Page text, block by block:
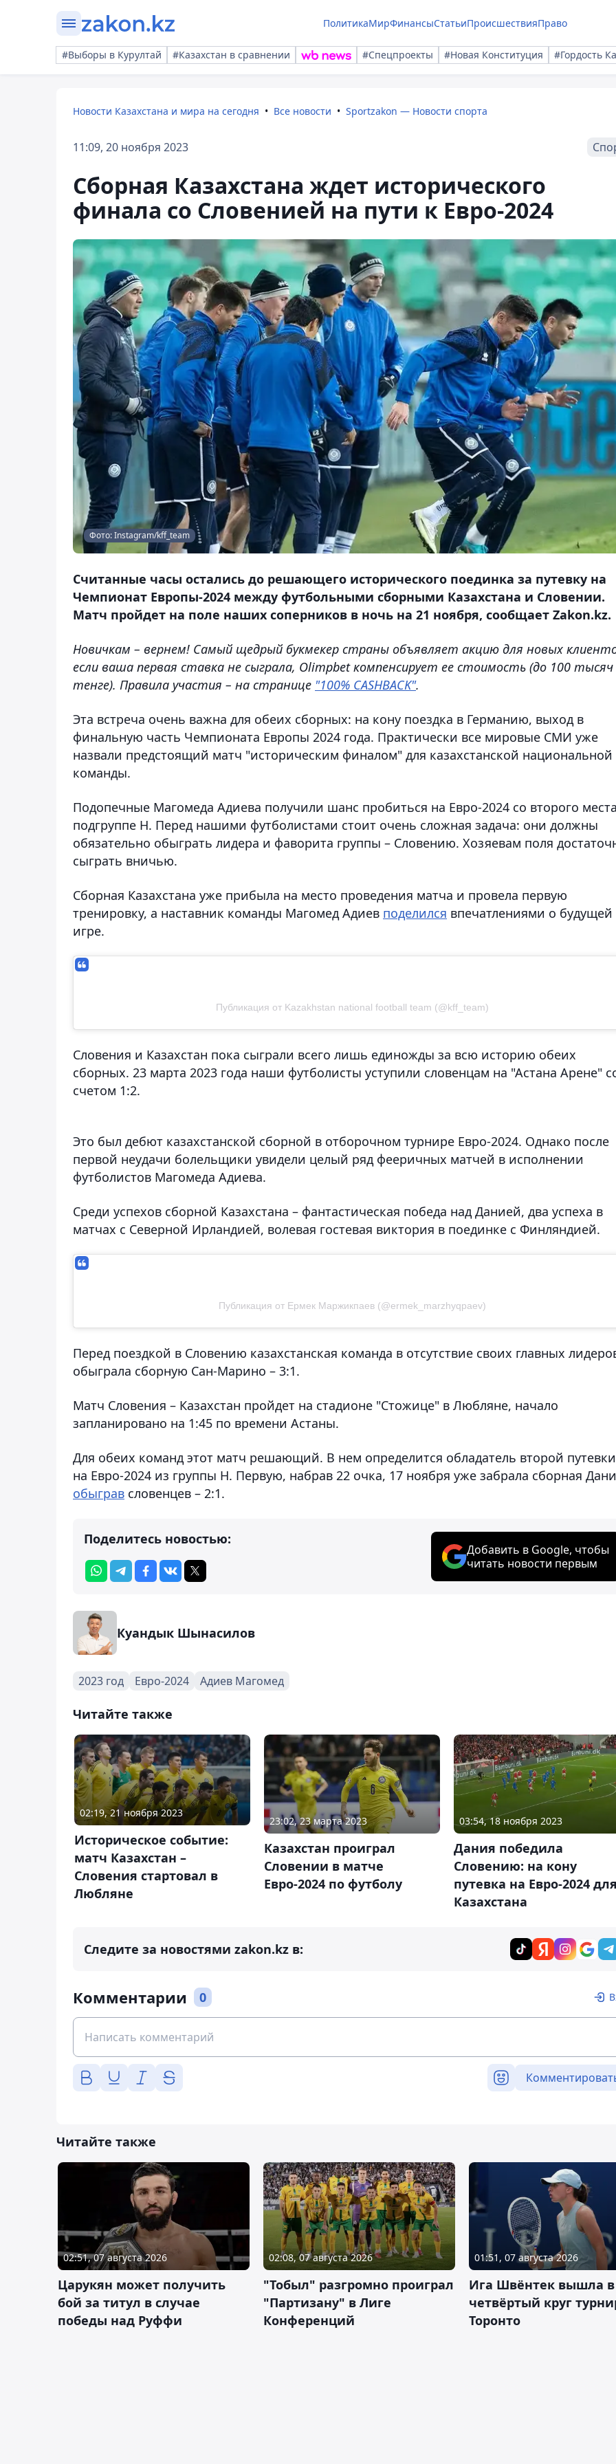
ПолитикаМирФинансыСтатьиПроисшествияПраво
#Выборы в Курултай #Казахстан в сравнении #Спецпроекты #Новая Конституция #Гордость
Новости Казахстана и мира на сегодня Все новости Sportzakon — Новости спорта
11:09, 20 ноября 2023
Сборная Казахстана ждет исторического
финала со Словенией на пути к Евро-2024
Фото: Instagram/kff_team
Считанные часы остались до решающего исторического поединка за путевку на
Чемпионат Европы-2024 между футбольными сборными Казахстана и Словении.
Матч пройдет на поле наших соперников в ночь на 21 ноября, сообщает Zakon.kz.
Новичкам – вернем! Самый щедрый букмекер страны объявляет акцию для новых
если ваша первая ставка не сыграла, Olimpbet компенсирует ее стоимость (до 100 тысяч
тенге). Правила участия – на странице "100% CASHBACK".
Эта встреча очень важна для обеих сборных: на кону поездка в Германию, выход в
финальную часть Чемпионата Европы 2024 года. Практически все мировые СМИ уже
назвали предстоящий матч "историческим финалом" для казахстанской национальной
команды.
Подопечные Магомеда Адиева получили шанс пробиться на Евро-2024 со второго
подгруппе H. Перед нашими футболистами стоит очень сложная задача: они должны
обязательно обыграть лидера и фаворита группы – Словению. Хозяевам поля
сыграть вничью.
Сборная Казахстана уже прибыла на место проведения матча и провела первую
тренировку, а наставник команды Магомед Адиев поделился впечатлениями о будущей
игре.
Публикация от Kazakhstan national football team (@kff_team)
Словения и Казахстан пока сыграли всего лишь единожды за всю историю обеих
сборных. 23 марта 2023 года наши футболисты уступили словенцам на "Астана Арене"
счетом 1:2.
Это был дебют казахстанской сборной в отборочном турнире Евро-2024. Однако после
первой неудачи болельщики увидели целый ряд фееричных матчей в исполнении
футболистов Магомеда Адиева.
Среди успехов сборной Казахстана – фантастическая победа над Данией, два успеха в
матчах с Северной Ирландией, волевая гостевая виктория в поединке с Финляндией.
Публикация от Ермек Маржикпаев (@ermek_marzhyqpaev)
Перед поездкой в Словению казахстанская команда в отсутствие своих главных
обыграла сборную Сан-Марино – 3:1.
Матч Словения – Казахстан пройдет на стадионе "Стожице" в Любляне, начало
запланировано на 1:45 по времени Астаны.
Для обеих команд этот матч решающий. В нем определится обладатель второй путевки
на Евро-2024 из группы H. Первую, набрав 22 очка, 17 ноября уже забрала сборная
обыграв словенцев – 2:1.
Поделитесь новостью:
Добавить в Google, чтобы
читать новости первым
Куандык Шынасилов
2023 год Евро-2024 Адиев Магомед
Читайте также
02:19, 21 ноября 2023
Историческое событие:
матч Казахстан –
Словения стартовал в
Любляне
23:02, 23 марта 2023
Казахстан проиграл
Словении в матче
Евро-2024 по футболу
03:54, 18 ноября 2023
Дания победила
Словению: на кону
путевка на Евро-2024
Казахстана
Следите за новостями zakon.kz в:
Комментарии 0
Читайте также
02:51, 07 августа 2026
Царукян может получить
бой за титул в случае
победы над Руффи
02:08, 07 августа 2026
"Тобыл" разгромно проиграл
"Партизану" в Лиге
Конференций
01:51, 07 августа 2026
Ига Швёнтек вышла в
четвёртый круг
Торонто